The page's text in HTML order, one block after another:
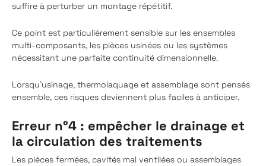
suffire à perturber un montage répétitif.
Ce point est particulièrement sensible sur les ensembles
multi-composants, les pièces usinées ou les systèmes
nécessitant une parfaite continuité dimensionnelle.
Lorsqu’usinage, thermolaquage et assemblage sont pensés
ensemble, ces risques deviennent plus faciles à anticiper.
Erreur n°4 : empêcher le drainage et
la circulation des traitements
Les pièces fermées, cavités mal ventilées ou assemblages